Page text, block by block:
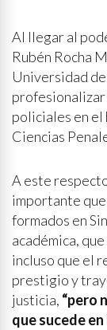
Al llegar al
Rubén Rocha
Universidad
profesionalizar
policiales en
Ciencias
A este
importante
formados en
académica,
incluso que el
prestigio y
justicia, “pero
que sucede en